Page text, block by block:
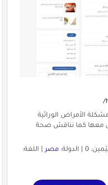
الأمراض الوراثية
معها كما نناقش صحة
مصر| اللغة: